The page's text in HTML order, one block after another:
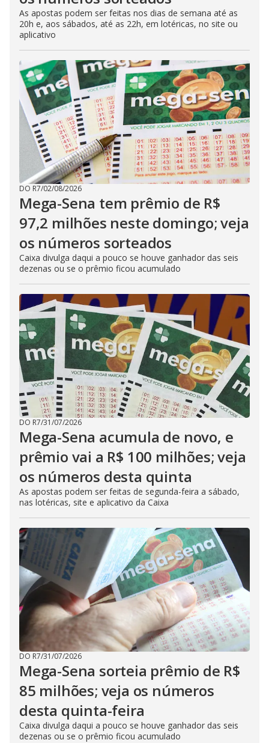
As apostas podem ser feitas nos dias de semana até as
20h e, aos sábados, até as 22h, em lotéricas, no site ou
aplicativo
DO R7/02/08/2026
Mega-Sena tem prêmio de R$
97,2 milhões neste domingo; veja
os números sorteados
Caixa divulga daqui a pouco se houve ganhador das seis
dezenas ou se o prêmio ficou acumulado
DO R7/31/07/2026
Mega-Sena acumula de novo, e
prêmio vai a R$ 100 milhões; veja
os números desta quinta
As apostas podem ser feitas de segunda-feira a sábado,
nas lotéricas, site e aplicativo da Caixa
DO R7/31/07/2026
Mega-Sena sorteia prêmio de R$
85 milhões; veja os números
desta quinta-feira
Caixa divulga daqui a pouco se houve ganhador das seis
dezenas ou se o prêmio ficou acumulado